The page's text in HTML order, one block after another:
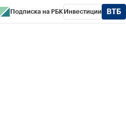
Подписка на РБК Инвестиции